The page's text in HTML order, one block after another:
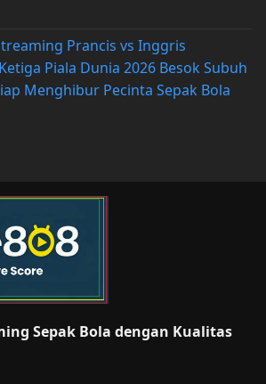
Prancis vs Inggris
Piala Dunia 2026 Besok Subuh
Menghibur Pecinta Sepak Bola
Sepak Bola dengan Kualitas